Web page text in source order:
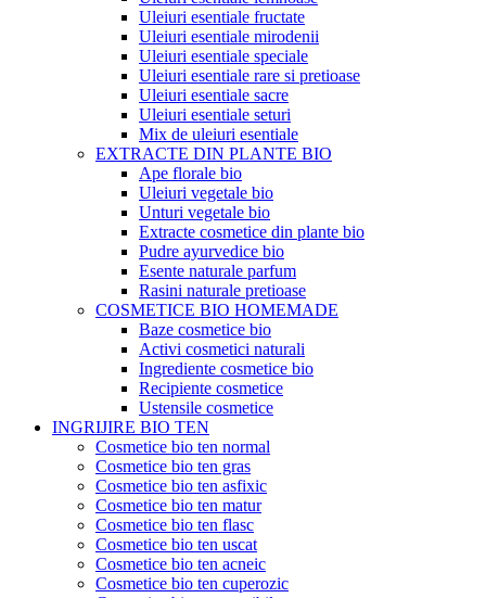
Uleiuri esentiale fructate
Uleiuri esentiale mirodenii
Uleiuri esentiale speciale
Uleiuri esentiale rare si pretioase
Uleiuri esentiale sacre
Uleiuri esentiale seturi
Mix de uleiuri esentiale
EXTRACTE DIN PLANTE BIO
Ape florale bio
Uleiuri vegetale bio
Unturi vegetale bio
Extracte cosmetice din plante bio
Pudre ayurvedice bio
Esente naturale parfum
Rasini naturale pretioase
COSMETICE BIO HOMEMADE
Baze cosmetice bio
Activi cosmetici naturali
Ingrediente cosmetice bio
Recipiente cosmetice
Ustensile cosmetice
INGRIJIRE BIO TEN
Cosmetice bio ten normal
Cosmetice bio ten gras
Cosmetice bio ten asfixic
Cosmetice bio ten matur
Cosmetice bio ten flasc
Cosmetice bio ten uscat
Cosmetice bio ten acneic
Cosmetice bio ten cuperozic